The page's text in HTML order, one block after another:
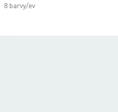
8 barvy/ev